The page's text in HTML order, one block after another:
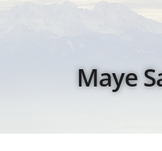
Maye